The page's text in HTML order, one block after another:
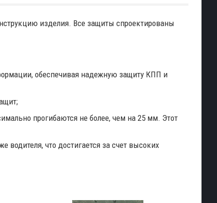
изделия. Все защиты спроектированы
обеспечивая надежную защиту КПП и
прогибаются не более, чем на 25 мм. Этот
водителя, что достигается за счет высоких